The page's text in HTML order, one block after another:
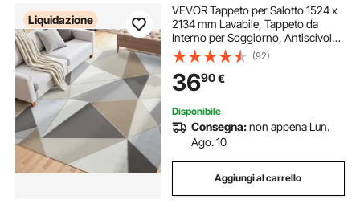
Liquidazione
VEVOR Tappeto per Salotto 1524 x
2134 mm Lavabile, Tappeto da
Interno per Soggiorno, Antiscivolo
e Antistrappo, per Animali
Domestici e Bambini, per Camera
da Letto, Soggiorno, Grigio
Antracite
(92)
3690€
Disponibile
Consegna:non appena Lun.
Ago. 10
Aggiungi al carrello